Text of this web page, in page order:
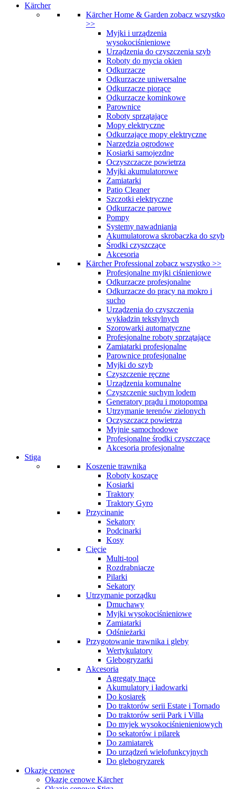
Kärcher
Kärcher Home & Garden zobacz wszystko
>>
Myjki i urządzenia
wysokociśnieniowe
Urządzenia do czyszczenia szyb
Roboty do mycia okien
Odkurzacze
Odkurzacze uniwersalne
Odkurzacze piorące
Odkurzacze kominkowe
Parownice
Roboty sprzątające
Mopy elektryczne
Odkurzające mopy elektryczne
Narzędzia ogrodowe
Kosiarki samojezdne
Oczyszczacze powietrza
Myjki akumulatorowe
Zamiatarki
Patio Cleaner
Szczotki elektryczne
Odkurzacze parowe
Pompy
Systemy nawadniania
Akumulatorowa skrobaczka do szyb
Środki czyszczące
Akcesoria
Kärcher Professional zobacz wszystko >>
Profesjonalne myjki ciśnieniowe
Odkurzacze profesjonalne
Odkurzacze do pracy na mokro i
sucho
Urządzenia do czyszczenia
wykładzin tekstylnych
Szorowarki automatyczne
Profesjonalne roboty sprzątające
Zamiatarki profesjonalne
Parownice profesjonalne
Myjki do szyb
Czyszczenie ręczne
Urządzenia komunalne
Czyszczenie suchym lodem
Generatory prądu i motopompa
Utrzymanie terenów zielonych
Oczyszczacz powietrza
Myjnie samochodowe
Profesjonalne środki czyszczące
Akcesoria profesjonalne
Stiga
Koszenie trawnika
Roboty koszące
Kosiarki
Traktory
Traktory Gyro
Przycinanie
Sekatory
Podcinarki
Kosy
Cięcie
Multi-tool
Rozdrabniacze
Pilarki
Sekatory
Utrzymanie porządku
Dmuchawy
Myjki wysokociśnieniowe
Zamiatarki
Odśnieżarki
Przygotowanie trawnika i gleby
Wertykulatory
Glebogryzarki
Akcesoria
Agregaty tnące
Akumulatory i ładowarki
Do kosiarek
Do traktorów serii Estate i Tornado
Do traktorów serii Park i Villa
Do myjek wysokociśnienieniowych
Do sekatorów i pilarek
Do zamiatarek
Do urządzeń wielofunkcyjnych
Do glebogryzarek
Okazje cenowe
Okazje cenowe Kärcher